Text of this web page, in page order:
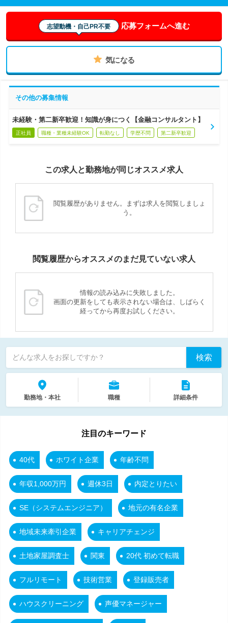
志望動機・自己PR不要 応募フォームへ進む
気になる
その他の募集情報
未経験・第二新卒歓迎！知識が身につく【金融コンサルタント】
正社員 職種・業種未経験OK 転勤なし 学歴不問 第二新卒歓迎
この求人と勤務地が同じオススメ求人
閲覧履歴がありません。まずは求人を閲覧しましょ
う。
閲覧履歴からオススメのまだ見ていない求人
情報の読み込みに失敗しました。
画面の更新をしても表示されない場合は、しばらく
経ってから再度お試しください。
どんな求人をお探しですか？ 検索
勤務地・本社 職種 詳細条件
注目のキーワード
40代 ホワイト企業 年齢不問
年収1,000万円 週休3日 内定とりたい
SE（システムエンジニア） 地元の有名企業
地域未来牽引企業 キャリアチェンジ
土地家屋調査士 関東 20代 初めて転職
フルリモート 技術営業 登録販売者
ハウスクリーニング 声優マネージャー